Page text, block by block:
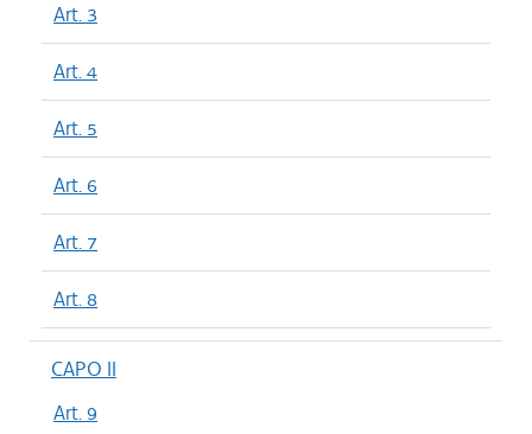
Art. 3
Art. 4
Art. 5
Art. 6
Art. 7
Art. 8
CAPO II
Art. 9